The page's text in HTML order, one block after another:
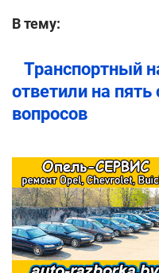
В тему:
Транспортный
ответили на
вопросов